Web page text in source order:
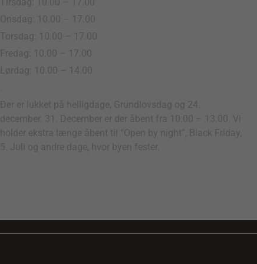
Onsdag: 10.00 – 17.00
Torsdag: 10.00 – 17.00
Fredag: 10.00 – 17.00
Lørdag: 10.00 – 14.00
Der er lukket på helligdage, Grundlovsdag og 24.
december. 31. December er der åbent fra 10.00 – 13.00. Vi
holder ekstra længe åbent til “Open by night”, Black Friday,
5. Juli og andre dage, hvor byen fester.